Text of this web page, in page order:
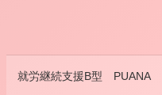
就労継続支援B型 PUANA